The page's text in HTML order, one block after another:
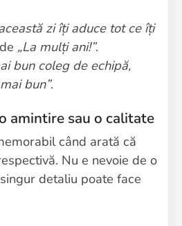
zi îți aduce tot ce îți
„La mulți ani!”.
bun coleg de echipă,
bun”.
amintire sau o calitate
când arată că
Nu e nevoie de o
detaliu poate face